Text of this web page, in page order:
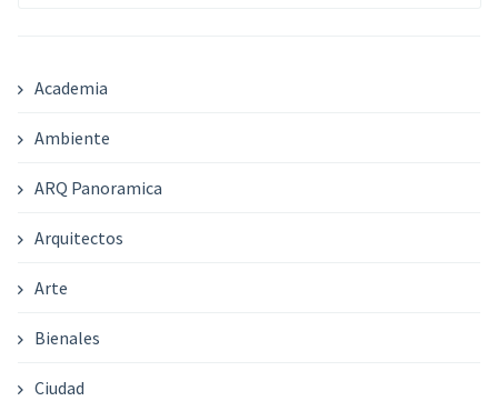
Academia
Ambiente
ARQ Panoramica
Arquitectos
Arte
Bienales
Ciudad